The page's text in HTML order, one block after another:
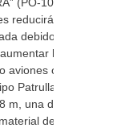
reducirá la
debido a
la
aviones o
Patrulla
m, una de
del